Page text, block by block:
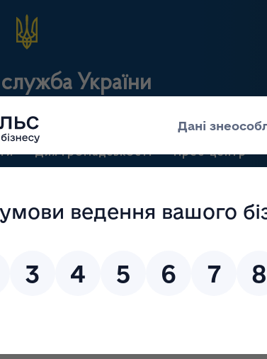
України
та контролю за наркотиками
Для громадськості Прес-центр
нагляд
виробництва лікарських
з програмою КПКВК 2307010 «Керівництво та
бюджету Державної служби України з лікарських